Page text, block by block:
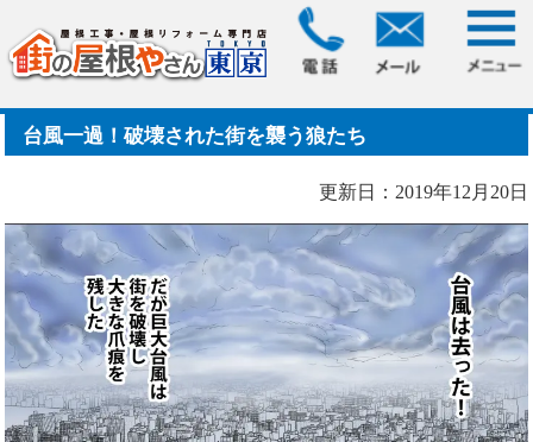
> 台風一過！破壊された街を襲う狼たち
台風一過！破壊された街を襲う狼たち
更新日：2019年12月20日